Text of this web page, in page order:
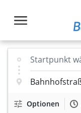
Optionen